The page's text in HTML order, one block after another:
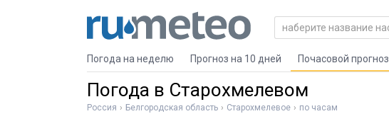
Погода на неделю Прогноз на 10 дней Почасовой прогноз
Погода в Старохмелевом
Россия Белгородская область Старохмелевое по часам